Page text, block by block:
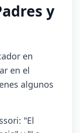
y
en
en el
algunos
"El